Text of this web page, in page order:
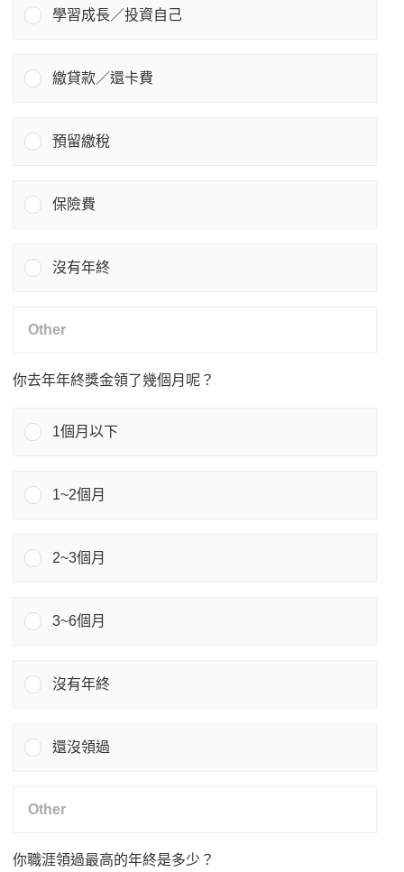
學習成長／投資自己
繳貸款／還卡費
預留繳稅
保險費
沒有年終
你去年年終獎金領了幾個月呢？
1個月以下
1~2個月
2~3個月
3~6個月
沒有年終
還沒領過
你職涯領過最高的年終是多少？